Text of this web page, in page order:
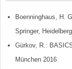
Boenninghaus, H.
Springer,
Gürkov, R.:
München 2016